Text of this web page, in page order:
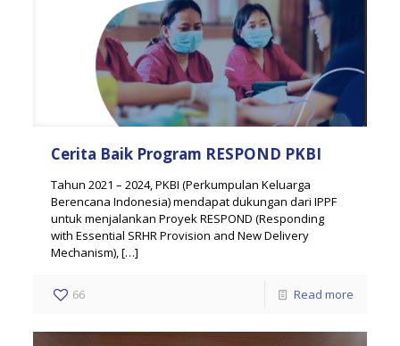
Cerita Baik Program RESPOND PKBI
Tahun 2021 – 2024, PKBI (Perkumpulan Keluarga
Berencana Indonesia) mendapat dukungan dari IPPF
untuk menjalankan Proyek RESPOND (Responding
with Essential SRHR Provision and New Delivery
Mechanism),[…]
66 Read more